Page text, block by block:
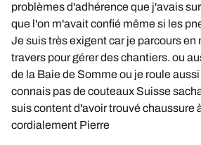
problèmes d'adhérence que j'avais
que l'on m'avait confié même si les
Je suis très exigent car je parcours en
travers pour gérer des chantiers. ou
de la Baie de Somme ou je roule
connais pas de couteaux Suisse
suis content d'avoir trouvé chaussure
cordialement Pierre